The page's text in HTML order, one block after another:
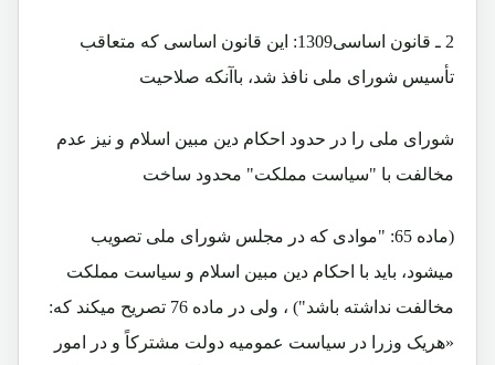
2 ـ قانون اساسی1309: اين قانون اساسی که متعاقب
تأسيس شورای ملی نافذ شد، باآنکه صلاحيت
شورای ملی را در حدود احکام دين مبين اسلام و نيز عدم
مخالفت با "سياست مملکت" محدود ساخت
(ماده 65: "موادی که در مجلس شورای ملی تصويب
ميشود، بايد با احکام دين مبين اسلام و سياست مملکت
مخالفت نداشته باشد") ، ولی در ماده 76 تصريح ميکند که:
«هريک وزرا در سياست عموميه دولت مشترکاً و در امور